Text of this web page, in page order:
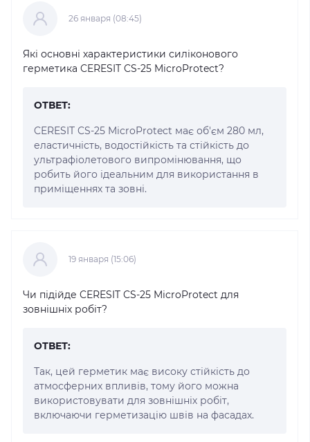
26 января (08:45)
Які основні характеристики силіконового
герметика CERESIT CS-25 MicroProtect?
ОТВЕТ:
CERESIT CS-25 MicroProtect має об'єм 280 мл,
еластичність, водостійкість та стійкість до
ультрафіолетового випромінювання, що
робить його ідеальним для використання в
приміщеннях та зовні.
19 января (15:06)
Чи підійде CERESIT CS-25 MicroProtect для
зовнішніх робіт?
ОТВЕТ:
Так, цей герметик має високу стійкість до
атмосферних впливів, тому його можна
використовувати для зовнішніх робіт,
включаючи герметизацію швів на фасадах.